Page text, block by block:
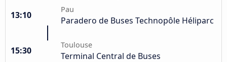
13:10
Pau
Paradero de Buses Technopôle Héliparc
15:30
Toulouse
Terminal Central de Buses